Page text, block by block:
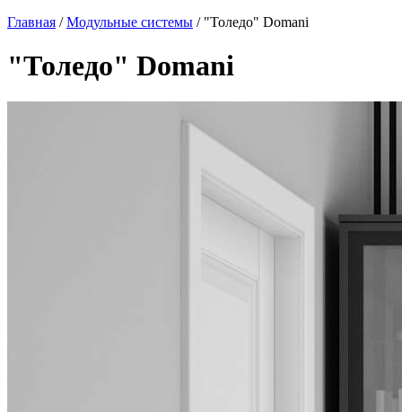
Главная /Модульные системы / "Толедо" Domani
"Толедо" Domani